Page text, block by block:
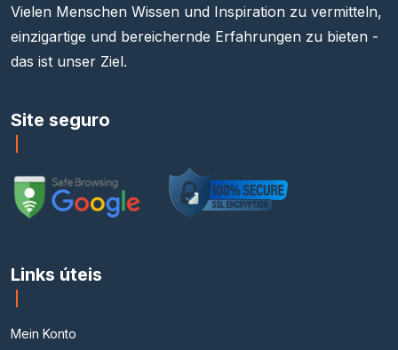
Vielen Menschen Wissen und Inspiration zu vermitteln,
einzigartige und bereichernde Erfahrungen zu bieten -
das ist unser Ziel.
Site seguro
Links úteis
Mein Konto